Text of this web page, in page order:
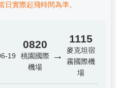
實際起飛時間為準。
19
0820
桃園國際
機場
→
1115
麥克坦宿
霧國際機
場